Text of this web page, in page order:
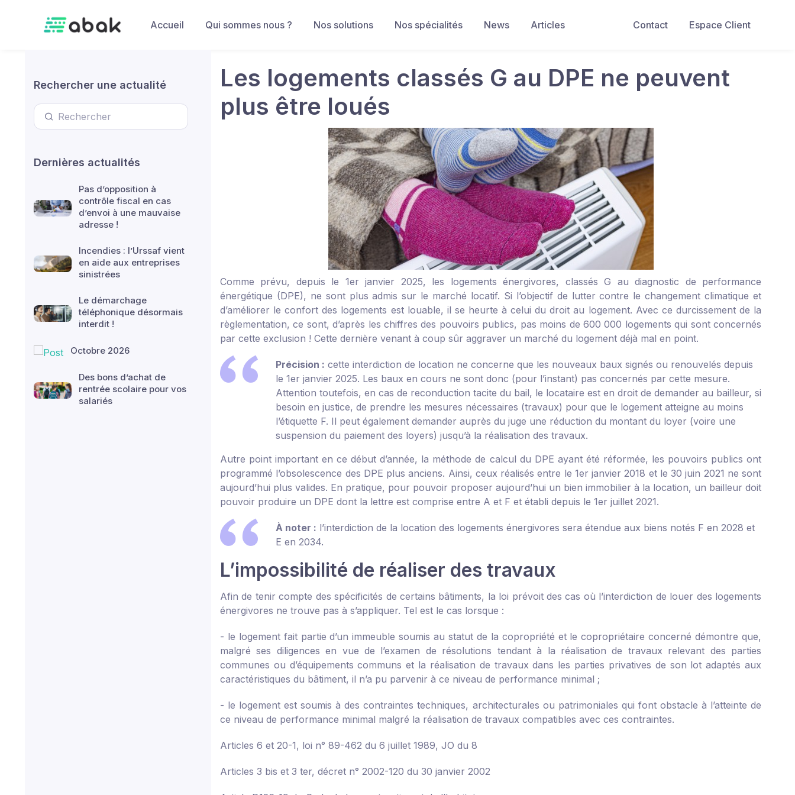
Contact
Espace Client
Accueil Qui sommes nous ? Nos solutions Nos spécialités News Articles
Rechercher une actualité
Dernières actualités
Pas d’opposition à
contrôle fiscal en cas
d’envoi à une mauvaise
adresse !
Incendies : l’Urssaf vient
en aide aux entreprises
sinistrées
Le démarchage
téléphonique désormais
interdit !
Octobre 2026
Des bons d’achat de
rentrée scolaire pour vos
salariés
Les logements classés G au DPE ne peuvent
plus être loués
Comme prévu, depuis le 1er janvier 2025, les logements énergivores, classés G au diagnostic de performance
énergétique (DPE), ne sont plus admis sur le marché locatif. Si l’objectif de lutter contre le changement climatique et
d’améliorer le confort des logements est louable, il se heurte à celui du droit au logement. Avec ce durcissement de la
règlementation, ce sont, d’après les chiffres des pouvoirs publics, pas moins de 600 000 logements qui sont concernés
par cette exclusion ! Cette dernière venant à coup sûr aggraver un marché du logement déjà mal en point.
Précision : cette interdiction de location ne concerne que les nouveaux baux signés ou renouvelés depuis
le 1er janvier 2025. Les baux en cours ne sont donc (pour l’instant) pas concernés par cette mesure.
Attention toutefois, en cas de reconduction tacite du bail, le locataire est en droit de demander au bailleur, si
besoin en justice, de prendre les mesures nécessaires (travaux) pour que le logement atteigne au moins
l’étiquette F. Il peut également demander auprès du juge une réduction du montant du loyer (voire une
suspension du paiement des loyers) jusqu’à la réalisation des travaux.
Autre point important en ce début d’année, la méthode de calcul du DPE ayant été réformée, les pouvoirs publics ont
programmé l’obsolescence des DPE plus anciens. Ainsi, ceux réalisés entre le 1er janvier 2018 et le 30 juin 2021 ne sont
aujourd’hui plus valides. En pratique, pour pouvoir proposer aujourd’hui un bien immobilier à la location, un bailleur doit
pouvoir produire un DPE dont la lettre est comprise entre A et F et établi depuis le 1er juillet 2021.
À noter : l’interdiction de la location des logements énergivores sera étendue aux biens notés F en 2028 et
E en 2034.
L’impossibilité de réaliser des travaux
Afin de tenir compte des spécificités de certains bâtiments, la loi prévoit des cas où l’interdiction de louer des logements
énergivores ne trouve pas à s’appliquer. Tel est le cas lorsque :
- le logement fait partie d’un immeuble soumis au statut de la copropriété et le copropriétaire concerné démontre que,
malgré ses diligences en vue de l’examen de résolutions tendant à la réalisation de travaux relevant des parties
communes ou d’équipements communs et la réalisation de travaux dans les parties privatives de son lot adaptés aux
caractéristiques du bâtiment, il n’a pu parvenir à ce niveau de performance minimal ;
- le logement est soumis à des contraintes techniques, architecturales ou patrimoniales qui font obstacle à l’atteinte de
ce niveau de performance minimal malgré la réalisation de travaux compatibles avec ces contraintes.
Articles 6 et 20-1, loi n° 89-462 du 6 juillet 1989, JO du 8
Articles 3 bis et 3 ter, décret n° 2002-120 du 30 janvier 2002